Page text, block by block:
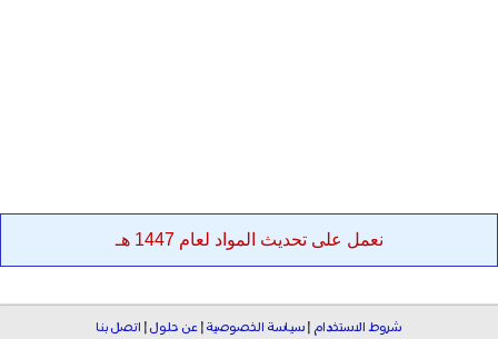
نعمل على تحديث المواد لعام 1447 هـ
شروط الاستخدام | سياسة الخصوصية | عن حلول | اتصل بنا